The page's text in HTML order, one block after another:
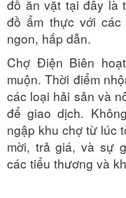
đồ ăn vặt tại đây là
đồ ẩm thực với các
ngon, hấp dẫn.
Chợ Điện Biên
muộn. Thời điểm
các loại hải sản và
để giao dịch.
ngập khu chợ từ lúc
mời, trả giá, và sự
các tiểu thương và